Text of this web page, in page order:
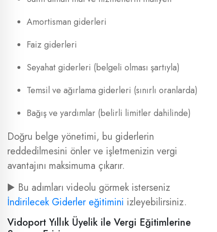
Amortisman giderleri
Faiz giderleri
Seyahat giderleri (belgeli olması şartıyla)
Temsil ve ağırlama giderleri (sınırlı oranlarda)
Bağış ve yardımlar (belirli limitler dahilinde)
Doğru belge yönetimi, bu giderlerin
reddedilmesini önler ve işletmenizin vergi
avantajını maksimuma çıkarır.
▶️ Bu adımları videolu görmek isterseniz
İndirilecek Giderler eğitimini izleyebilirsiniz.
Vidoport Yıllık Üyelik ile Vergi Eğitimlerine